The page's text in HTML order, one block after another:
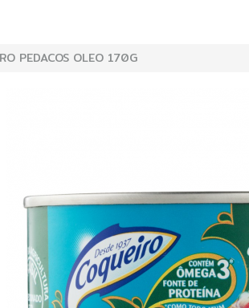
PEDACOS OLEO 170G